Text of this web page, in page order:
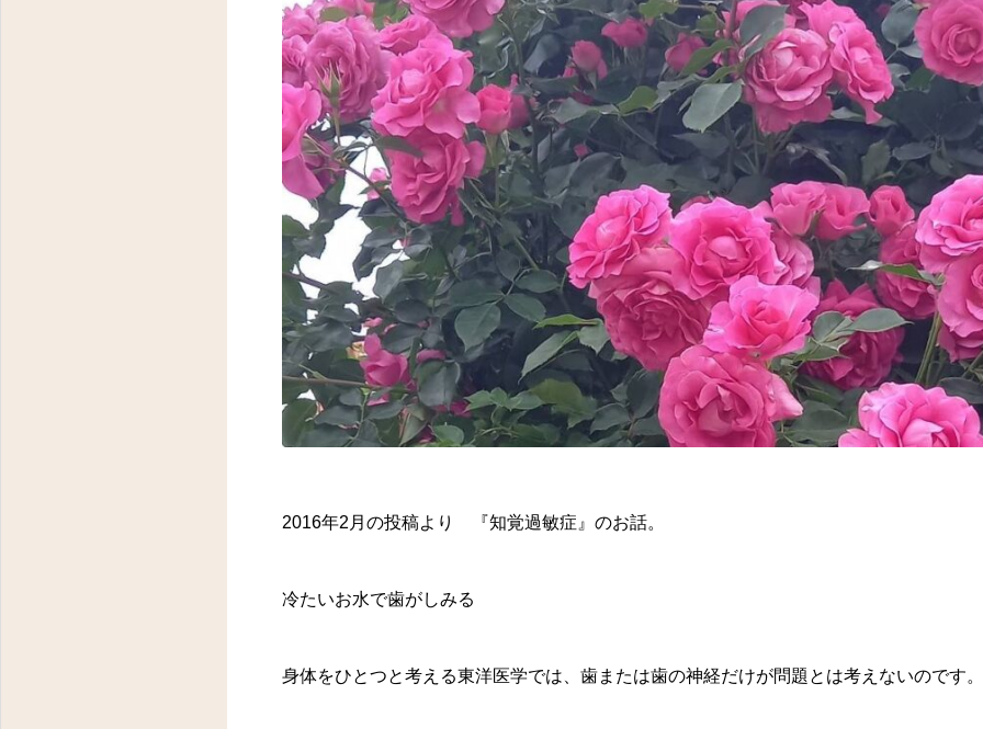
2016年2月の投稿より 『知覚過敏症』のお話。
冷たいお水で歯がしみる
身体をひとつと考える東洋医学では、歯または歯の神経だけが問題とは考えないのです。